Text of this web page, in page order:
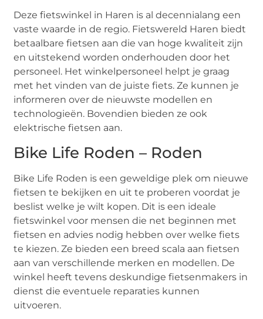
Deze fietswinkel in Haren is al decennialang een
vaste waarde in de regio. Fietswereld Haren biedt
betaalbare fietsen aan die van hoge kwaliteit zijn
en uitstekend worden onderhouden door het
personeel. Het winkelpersoneel helpt je graag
met het vinden van de juiste fiets. Ze kunnen je
informeren over de nieuwste modellen en
technologieën. Bovendien bieden ze ook
elektrische fietsen aan.
Bike Life Roden – Roden
Bike Life Roden is een geweldige plek om nieuwe
fietsen te bekijken en uit te proberen voordat je
beslist welke je wilt kopen. Dit is een ideale
fietswinkel voor mensen die net beginnen met
fietsen en advies nodig hebben over welke fiets
te kiezen. Ze bieden een breed scala aan fietsen
aan van verschillende merken en modellen. De
winkel heeft tevens deskundige fietsenmakers in
dienst die eventuele reparaties kunnen
uitvoeren.